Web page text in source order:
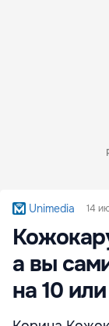
Unimedia 14
а вы
на 10